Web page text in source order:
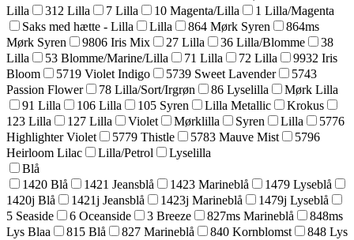
Lilla
312 Lilla 7 Lilla 10 Magenta/Lilla
1 Lilla/Magenta
Saks med hætte - Lilla
Lilla 864 Mørk Syren
864ms
Mørk Syren
9806 Iris Mix 27 Lilla 36 Lilla/Blomme
38
Lilla
53 Blomme/Marine/Lilla 71 Lilla 72 Lilla
9932 Iris
Bloom
5719 Violet Indigo 5739 Sweet Lavender
5743
Passion Flower
78 Lilla/Sort/Irgrøn 86 Lyselilla
Mørk Lilla
91 Lilla
106 Lilla 105 Syren Lilla Metallic
Krokus
123 Lilla
127 Lilla Violet Mørklilla Syren Lilla
5776
Highlighter Violet
5779 Thistle 5783 Mauve Mist
5796
Heirloom Lilac
Lilla/Petrol
Lyselilla
Blå
1420 Blå
1421 Jeansblå 1423 Marineblå
1479 Lyseblå
1420j Blå
1421j Jeansblå 1423j Marineblå
1479j Lyseblå
5 Seaside
6 Oceanside 3 Breeze 827ms Marineblå
848ms
Lys Blaa
815 Blå 827 Marineblå 840 Kornblomst
848 Lys